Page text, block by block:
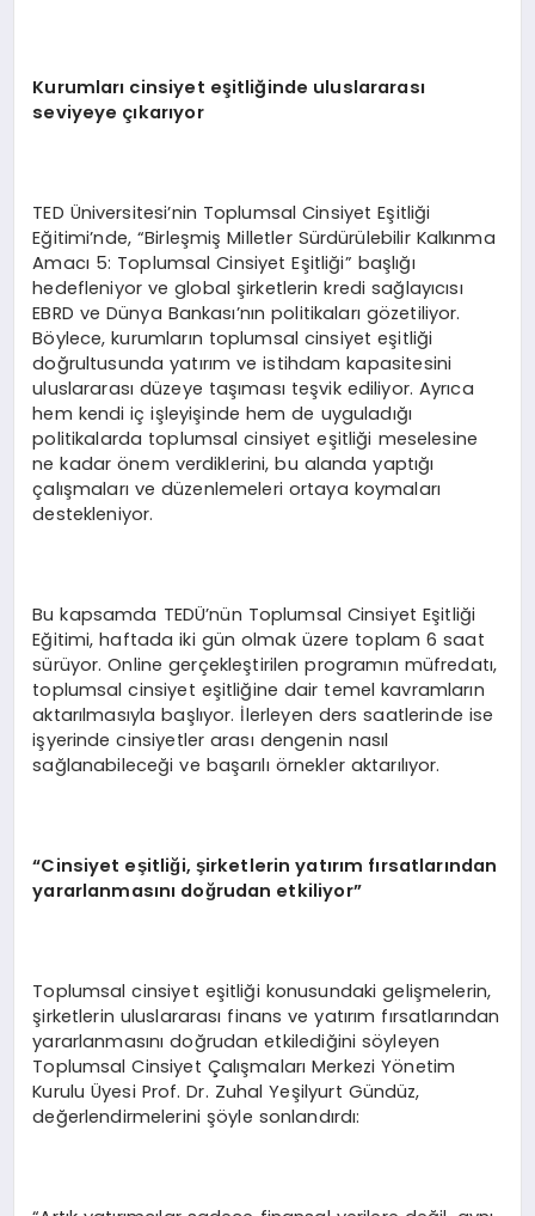
Kurumları cinsiyet eşitliğinde uluslararası
seviyeye çıkarıyor
TED Üniversitesi’nin Toplumsal Cinsiyet Eşitliği
Eğitimi’nde, “Birleşmiş Milletler Sürdürülebilir Kalkınma
Amacı 5: Toplumsal Cinsiyet Eşitliği” başlığı
hedefleniyor ve global şirketlerin kredi sağlayıcısı
EBRD ve Dünya Bankası’nın politikaları gözetiliyor.
Böylece, kurumların toplumsal cinsiyet eşitliği
doğrultusunda yatırım ve istihdam kapasitesini
uluslararası düzeye taşıması teşvik ediliyor. Ayrıca
hem kendi iç işleyişinde hem de uyguladığı
politikalarda toplumsal cinsiyet eşitliği meselesine
ne kadar önem verdiklerini, bu alanda yaptığı
çalışmaları ve düzenlemeleri ortaya koymaları
destekleniyor.
Bu kapsamda TEDÜ’nün Toplumsal Cinsiyet Eşitliği
Eğitimi, haftada iki gün olmak üzere toplam 6 saat
sürüyor. Online gerçekleştirilen programın müfredatı,
toplumsal cinsiyet eşitliğine dair temel kavramların
aktarılmasıyla başlıyor. İlerleyen ders saatlerinde ise
işyerinde cinsiyetler arası dengenin nasıl
sağlanabileceği ve başarılı örnekler aktarılıyor.
“Cinsiyet eşitliği, şirketlerin yatırım fırsatlarından
yararlanmasını doğrudan etkiliyor”
Toplumsal cinsiyet eşitliği konusundaki gelişmelerin,
şirketlerin uluslararası finans ve yatırım fırsatlarından
yararlanmasını doğrudan etkilediğini söyleyen
Toplumsal Cinsiyet Çalışmaları Merkezi Yönetim
Kurulu Üyesi Prof. Dr. Zuhal Yeşilyurt Gündüz,
değerlendirmelerini şöyle sonlandırdı: